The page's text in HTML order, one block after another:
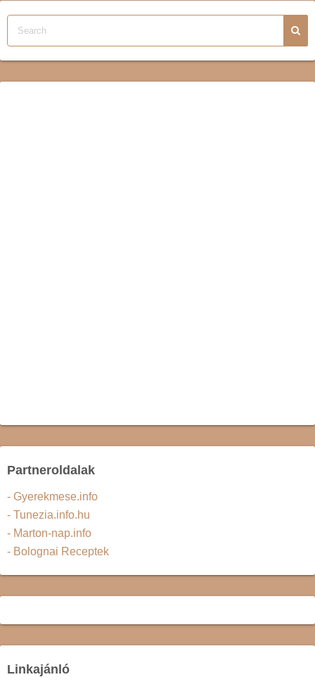
Partneroldalak
- Gyerekmese.info
- Tunezia.info.hu
- Marton-nap.info
- Bolognai Receptek
Linkajánló